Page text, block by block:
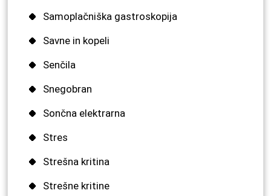
Samoplačniška gastroskopija
Savne in kopeli
Senčila
Snegobran
Sončna elektrarna
Stres
Strešna kritina
Strešne kritine